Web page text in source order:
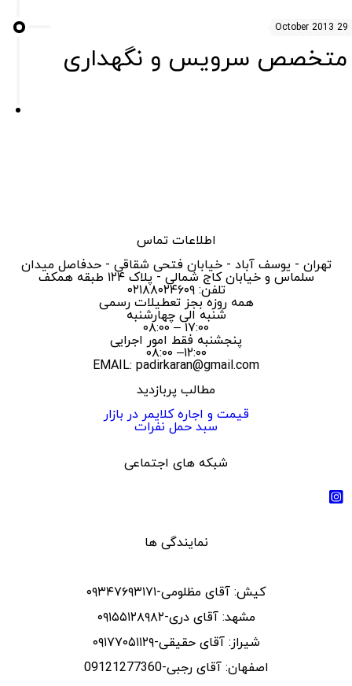
29 October 2013
متخصص سرویس و نگهداری
اطلاعات تماس
تهران - یوسف آباد - خیابان فتحی شقاقی - حدفاصل میدان
سلماس و خیابان کاج شمالی - پلاک ۱۲۴ طبقه همکف
تلفن: ۰۲۱۸۸۰۲۴۶۰۹
همه روزه بجز تعطیلات رسمی
شنبه الی چهارشنبه
۱۷:۰۰ – ۰۸:۰۰
پنجشنبه فقط امور اجرایی
۱۲:۰۰– ۰۸:۰۰
EMAIL: padirkaran@gmail.com
مطالب پربازدید
قیمت و اجاره کلایمر در بازار
سبد حمل نفرات
شبکه های اجتماعی
نمایندگی ها
کیش: آقای مظلومی-۰۹۳۴۷۶۹۳۱۷۱
مشهد: آقای دری-۰۹۱۵۵۱۲۸۹۸۲
شیراز: آقای حقیقی-۰۹۱۷۷۰۵۱۱۲۹
اصفهان: آقای رجبی-09121277360